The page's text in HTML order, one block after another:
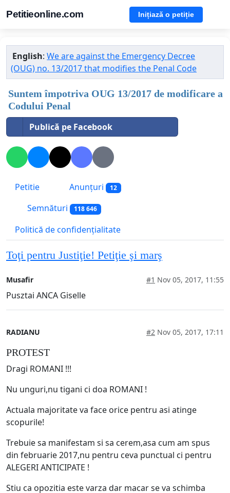
Petitieonline.com Inițiază o petiție
English:We are against the Emergency Decree
(OUG) no. 13/2017 that modifies the Penal Code
Suntem împotriva OUG 13/2017 de modificare a
Codului Penal
Publică pe Facebook
Petitie Anunțuri 12
Semnături 118 646
Politică de confidențialitate
Toţi pentru Justiţie! Petiţie şi marş
Musafir #1 Nov 05, 2017, 11:55
Pusztai ANCA Giselle
RADIANU #2 Nov 05, 2017, 17:11
PROTEST
Dragi ROMANI !!!
Nu unguri,nu tigani ci doa ROMANI !
Actuala majoritate va face orice pentru asi atinge
scopurile!
Trebuie sa manifestam si sa cerem,asa cum am spus
din februarie 2017,nu pentru ceva punctual ci pentru
ALEGERI ANTICIPATE !
Stiu ca opozitia este varza dar macar se va schimba